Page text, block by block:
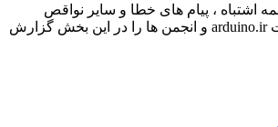
اشتباه ، پیام های خطا و سایر نواقص
موجود در سایت arduino.ir و انجمن ها را در این بخش گزارش